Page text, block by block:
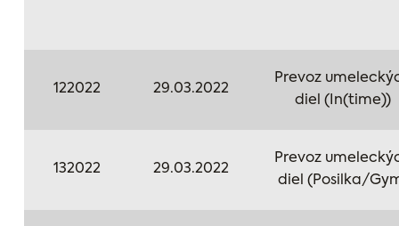
122022 29.03.2022
Prevoz
diel (In(time))
132022 29.03.2022
Prevoz
diel (Posilka/